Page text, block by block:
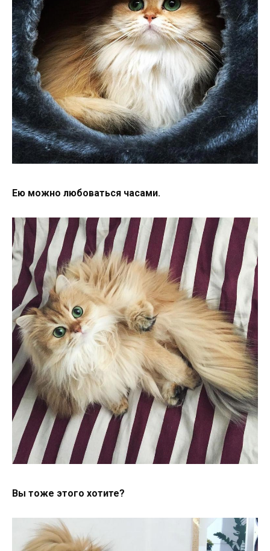
Ею можно любоваться часами.
Вы тоже этого хотите?